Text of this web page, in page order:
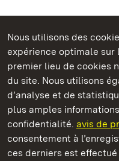
Nous utilisons des
expérience optimale sur
premier lieu de cookies
du site. Nous utilisons
d’analyse et de
plus amples
confidentialité. avis de
consentement à
ces derniers est
Châteaux et jardins
Staatliche Schlösser und
Châteaux et jardins